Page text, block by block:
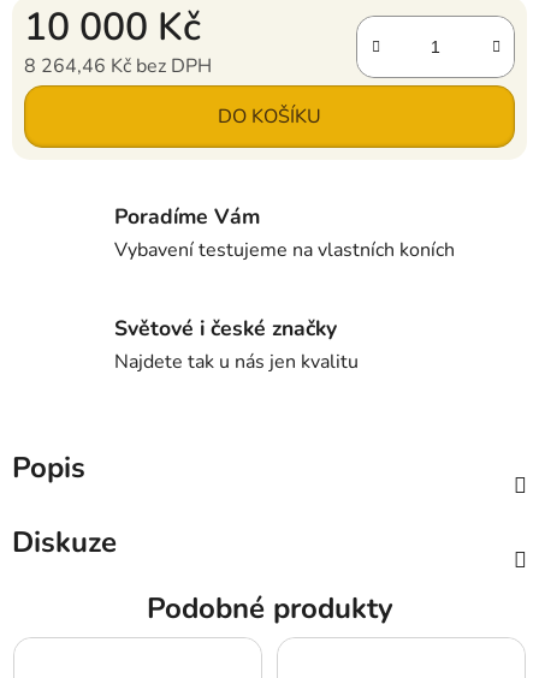
10 000 Kč
8 264,46 Kč bez DPH
Měrná cena: DO KOŠÍKU
Poradíme Vám
Vybavení testujeme na vlastních koních
Světové i české značky
Najdete tak u nás jen kvalitu
Popis
Diskuze
Podobné produkty